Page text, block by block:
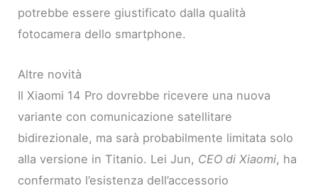
potrebbe essere giustificato dalla qualità
fotocamera dello smartphone.
Altre novità
Il Xiaomi 14 Pro dovrebbe ricevere una nuova
variante con comunicazione satellitare
bidirezionale, ma sarà probabilmente limitata solo
alla versione in Titanio. Lei Jun, CEO di Xiaomi, ha
confermato l’esistenza dell’accessorio